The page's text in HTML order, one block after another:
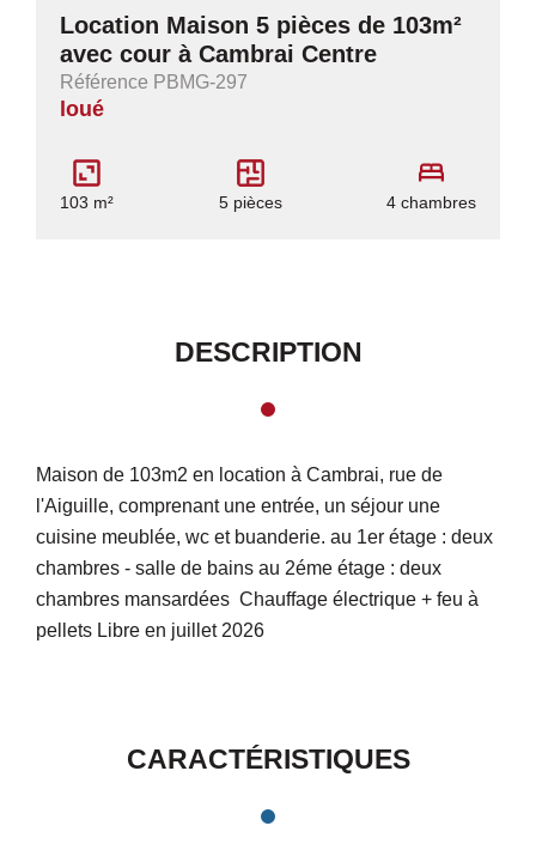
Location Maison 5 pièces de 103m²
avec cour à Cambrai Centre
Référence PBMG-297
loué
103 m² 5 pièces 4 chambres
DESCRIPTION
Maison de 103m2 en location à Cambrai, rue de
l'Aiguille, comprenant une entrée, un séjour une
cuisine meublée, wc et buanderie. au 1er étage : deux
chambres - salle de bains au 2éme étage : deux
chambres mansardées Chauffage électrique + feu à
pellets Libre en juillet 2026
CARACTÉRISTIQUES